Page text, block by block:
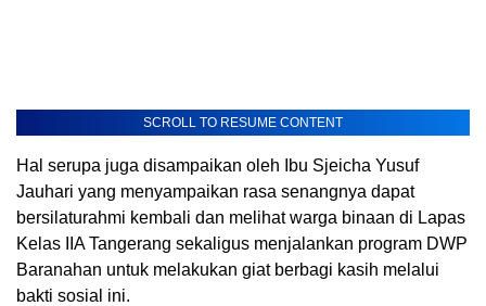
SCROLL TO RESUME CONTENT
Hal serupa juga disampaikan oleh Ibu Sjeicha Yusuf
Jauhari yang menyampaikan rasa senangnya dapat
bersilaturahmi kembali dan melihat warga binaan di Lapas
Kelas IIA Tangerang sekaligus menjalankan program DWP
Baranahan untuk melakukan giat berbagi kasih melalui
bakti sosial ini.